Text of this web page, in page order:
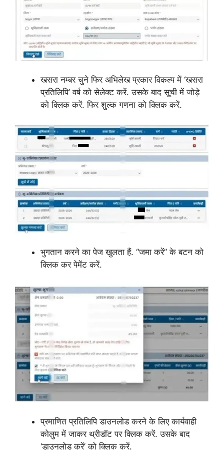
खसरा नम्बर चुने फिर अभिलेख प्रकार विकल्प में ‘खसरा
प्रतिलिपि’ वर्ष को सेलेक्ट करें. उसके बाद सूची में जोड़े
को क्लिक करें. फिर शुल्क गणना को क्लिक करें.
भुगतान करने का पेज खुलता हैं. “जमा करें” के बटन को
क्लिक कर पेमेंट करें.
प्रमाणित प्रतिलिपि डाउनलोड करने के लिए कार्यवाही
कोलुम में जाकर थ्रीडॉट पर क्लिक करें. उसके बाद
‘डाउनलोड करें’ को क्लिक करें.